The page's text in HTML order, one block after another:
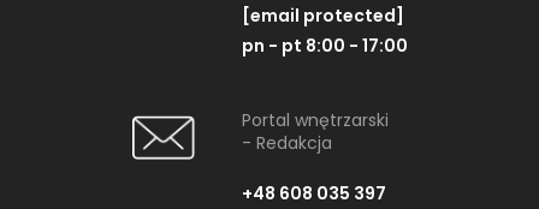
ZOBACZ PRODUKT
[email protected]
pn - pt 8:00 - 17:00
Portal wnętrzarski
- Redakcja
+48 608 035 397